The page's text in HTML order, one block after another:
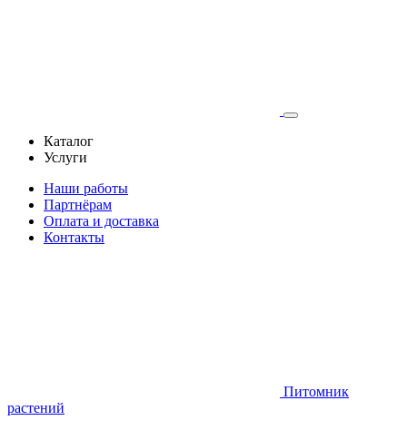
Каталог
Услуги
Наши работы
Партнёрам
Оплата и доставка
Контакты
Питомник
растений